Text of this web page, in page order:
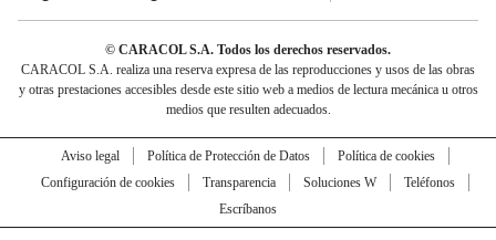
© CARACOL S.A. Todos los derechos reservados.
CARACOL S.A. realiza una reserva expresa de las reproducciones y usos de las obras
y otras prestaciones accesibles desde este sitio web a medios de lectura mecánica u otros
medios que resulten adecuados.
Aviso legal Política de Protección de Datos
Política de cookies
Configuración de cookies
Transparencia Soluciones W
Teléfonos
Escríbanos